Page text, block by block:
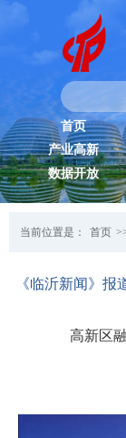
首页
产业高新
数据开放
当前位置是： 首页
《临沂新闻》
高新区